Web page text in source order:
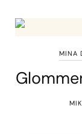
MINA